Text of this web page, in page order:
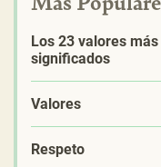
Los 23 valores
significados
Valores
Respeto